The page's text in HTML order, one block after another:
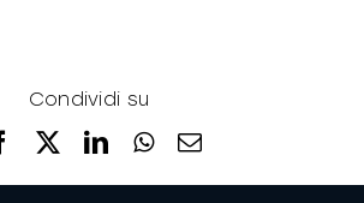
Condividi su
FacebookLinkedInWhatsApp
Email